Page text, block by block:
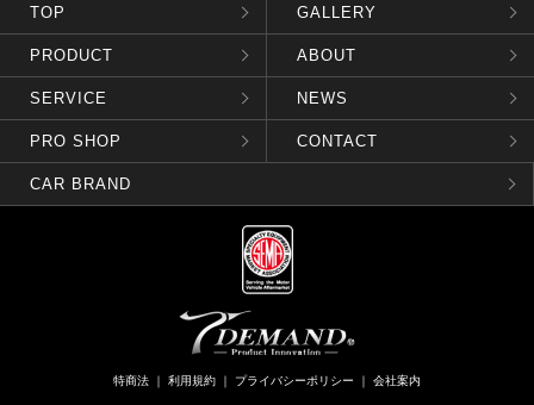
TOP GALLERY
PRODUCT ABOUT
SERVICE NEWS
PRO SHOP CONTACT
CAR BRAND
特商法 利用規約 プライバシーポリシー 会社案内